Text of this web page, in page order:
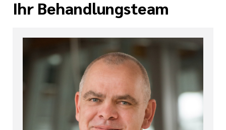
Ihr Behandlungsteam